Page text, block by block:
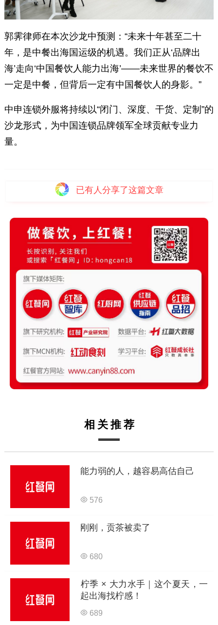
郭霁律师在本次沙龙中预测：“未来十年甚至二十
年，是中餐出海国运级的机遇。我们正从‘品牌出
海’走向‘中国餐饮人能力出海’——未来世界的餐饮不
一定是中餐，但背后一定有中国餐饮人的身影。”
中申连锁外服将持续以“闭门、深度、干货、定制”的
沙龙形式，为中国连锁品牌领军全球贡献专业力
量。
已有人分享了这篇文章
相关推荐
能力弱的人，越容易高估自己
576
刚刚，贡茶被卖了
680
柠季 × 大力水手｜这个夏天，一
起出海找柠感！
689